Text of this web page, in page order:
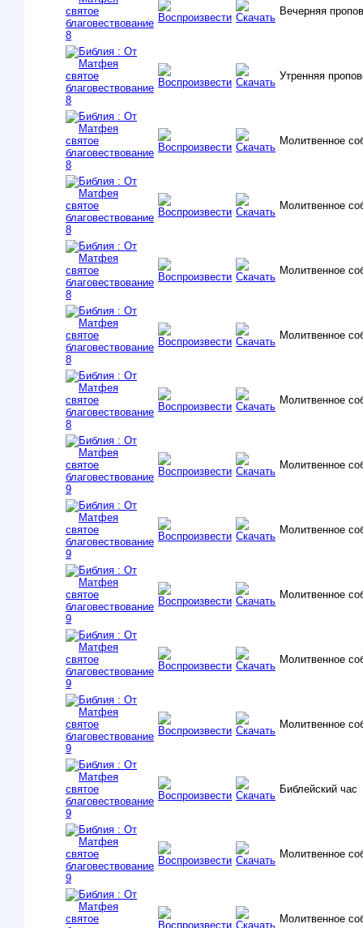
Вечерняя
Утренняя
Молитвенное
Молитвенное
Молитвенное
Молитвенное
Молитвенное
Молитвенное
Молитвенное
Молитвенное
Молитвенное
Молитвенное
Библейский час
Молитвенное
Молитвенное